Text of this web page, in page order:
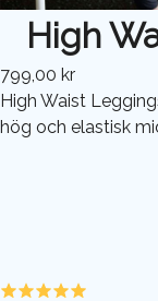
High
799,00 kr
High Waist
hög och elastisk